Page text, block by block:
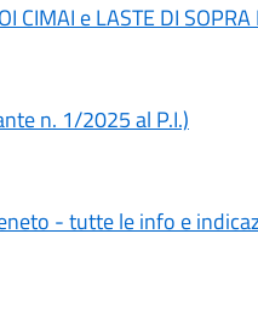
e LASTE DI SOPRA
n. 1/2025 al P.I.)
- tutte le info e